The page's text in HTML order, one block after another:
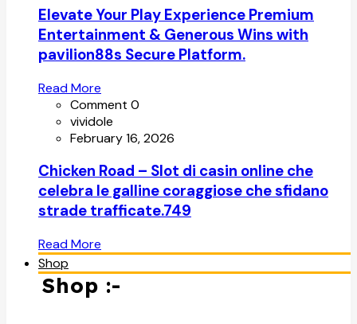
Elevate Your Play Experience Premium
Entertainment & Generous Wins with
pavilion88s Secure Platform.
Read More
Comment 0
vividole
February 16, 2026
Chicken Road – Slot di casin online che
celebra le galline coraggiose che sfidano
strade trafficate.749
Read More
Shop
Shop :-